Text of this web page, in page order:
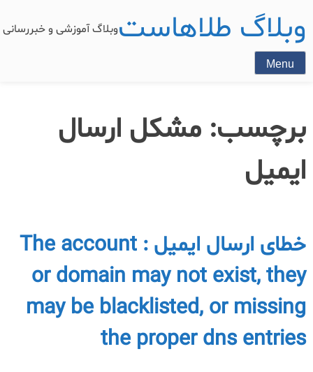
وبلاگ طلاهاستوبلاگ آموزشی و
Menu
برچسب: مشکل ارسال
ایمیل
خطای ارسال ایمیل : The account
or domain may not exist, they
may be blacklisted, or missing
the proper dns entries